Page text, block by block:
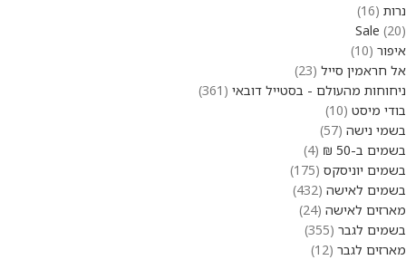
נרות 16
Sale 20
איפור 10
אל חראמין סייל 23
ניחוחות מהעולם - בסטייל דובאי
361
בודי מיסט 10
בשמי נישה 57
בשמים ב-50 ₪
4
בשמים יוניסקס 175
בשמים לאישה 432
מארזים לאישה 24
בשמים לגבר 355
מארזים לגבר 12